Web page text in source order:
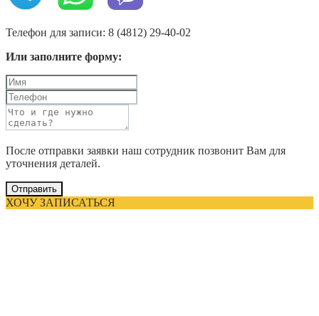
Телефон для записи: 8 (4812) 29-40-02
Или заполните форму:
После отправки заявки наш сотрудник позвонит Вам для
уточнения деталей.
Отправить
ХОЧУ ЗАПИСАТЬСЯ